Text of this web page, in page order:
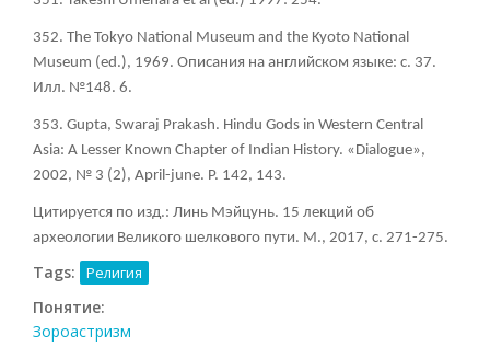
352. The Tokyo National Museum and the Kyoto National
Museum (ed.), 1969. Описания на английском языке: с. 37.
Илл. №148. 6.
353. Gupta, Swaraj Prakash. Hindu Gods in Western Central
Asia: A Lesser Known Chapter of Indian History. «Dialogue»,
2002, № 3 (2), April-june. P. 142, 143.
Цитируется по изд.: Линь Мэйцунь. 15 лекций об
археологии Великого шелкового пути. М., 2017, с. 271-275.
Tags: Религия
Понятие:
Зороастризм